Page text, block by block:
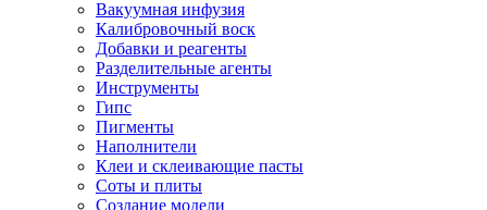
Вакуумная инфузия
Калибровочный воск
Добавки и реагенты
Разделительные агенты
Инструменты
Гипс
Пигменты
Наполнители
Клеи и склеивающие пасты
Соты и плиты
Создание модели